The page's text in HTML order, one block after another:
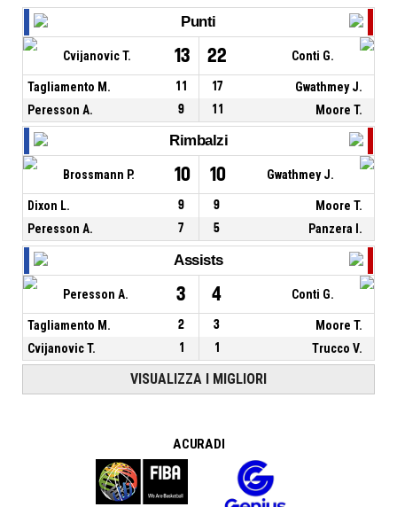
Punti
Cvijanovic T. 13 22 Conti G.
Tagliamento M. 11 17
Gwathmey J.
Peresson A.
9 11 Moore T.
Rimbalzi
Brossmann P. 10 10 Gwathmey J.
Dixon L. 9 9
Moore T.
Peresson A.
7 5 Panzera I.
Assists
Peresson A. 3 4 Conti G.
Tagliamento M. 2 3
Moore T.
Cvijanovic T.
1 1 Trucco V.
VISUALIZZA I MIGLIORI
A CURA DI